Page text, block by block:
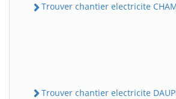
Trouver chantier electricite
Trouver chantier electricite